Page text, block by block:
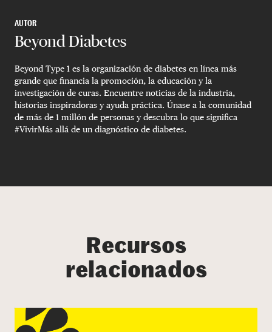
AUTOR
Beyond Diabetes
Beyond Type 1 es la organización de diabetes en línea más
grande que financia la promoción, la educación y la
investigación de curas. Encuentre noticias de la industria,
historias inspiradoras y ayuda práctica. Únase a la comunidad
de más de 1 millón de personas y descubra lo que significa
#VivirMás allá de un diagnóstico de diabetes.
Recursos
relacionados